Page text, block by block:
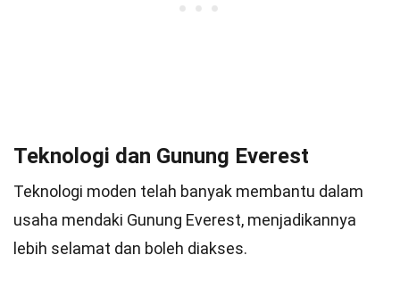
Teknologi dan Gunung Everest
Teknologi moden telah banyak membantu dalam
usaha mendaki Gunung Everest, menjadikannya
lebih selamat dan boleh diakses.